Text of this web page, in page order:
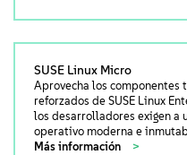
SUSE Linux Micro
Aprovecha los componentes
reforzados de SUSE Linux
los desarrolladores exigen a
operativo moderna e
Más información